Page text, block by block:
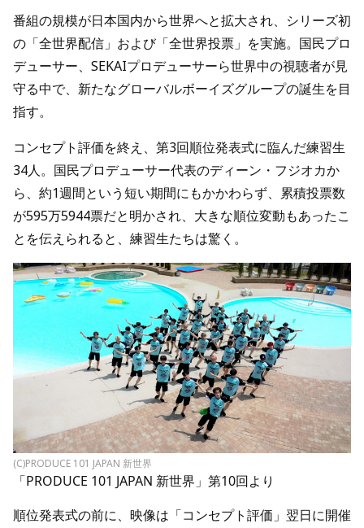
番組の規模が日本国内から世界へと拡大され、シリーズ初
の「全世界配信」および「全世界投票」を実施。国民プロ
デューサー、SEKAIプロデューサーら世界中の視聴者が見
守る中で、新たなグローバルボーイズグループの誕生を目
指す。
コンセプト評価を終え、第3回順位発表式に臨んだ練習生
34人。国民プロデューサー代表のディーン・フジオカか
ら、約1週間という短い期間にもかかわらず、累積投票数
が595万5944票だと明かされ、大きな順位変動もあったこ
とを伝えられると、練習生たちは驚く。
(C)PRODUCE 101 JAPAN 新世界
「PRODUCE 101 JAPAN 新世界」第10回より
順位発表式の前に、映像は「コンセプト評価」翌日に開催